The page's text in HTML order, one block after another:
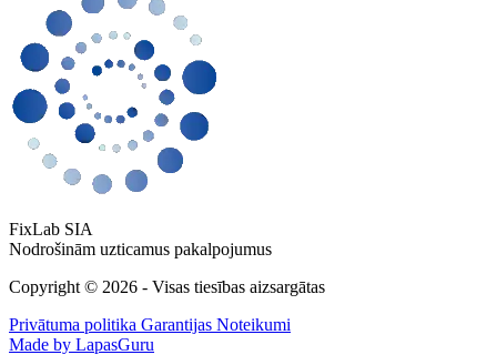
FixLab SIA
Nodrošinām uzticamus pakalpojumus
Copyright © 2026 - Visas tiesības aizsargātas
Privātuma politika Garantijas Noteikumi
Made by LapasGuru